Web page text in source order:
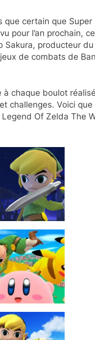
que certain que Super
pour l’an prochain, ce
Sakura, producteur du
de combats de
chaque boulot
challenges. Voici que
Of Zelda The